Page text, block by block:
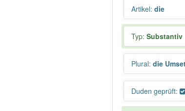
Artikel: die
Typ: Substantiv
Plural: die
Duden geprüft: